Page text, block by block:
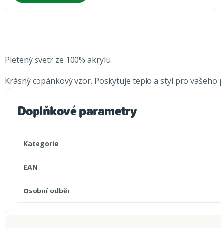
Pletený svetr ze 100% akrylu.
Krásný copánkový vzor. Poskytuje teplo a styl pro
Doplňkové parametry
Kategorie
EAN
Osobní odběr